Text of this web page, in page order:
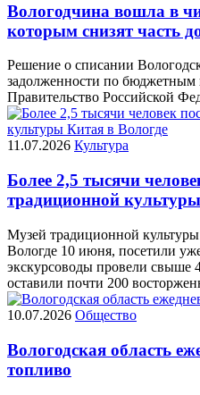
Вологодчина вошла в
которым снизят часть
Решение о списании
задолженности по бюджетным
Правительство Российской
11.07.2026 Культура
Более 2,5 тысячи
традиционной
Музей традиционной
Вологде 10 июня, посетили
экскурсоводы провели свыше
оставили почти 200
10.07.2026 Общество
Вологодская область
топливо